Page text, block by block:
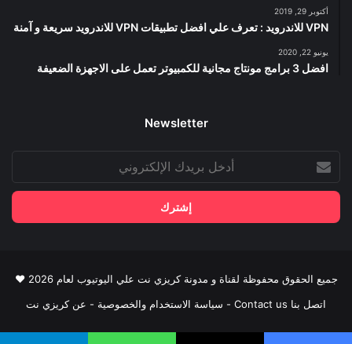
أكتوبر 29, 2019
VPN للاندرويد : تعرف علي افضل تطبيقات VPN للاندرويد سريعة و آمنة
يونيو 22, 2020
افضل 3 برامج مونتاج مجانية للكمبيوتر تعمل على الاجهزة الضعيفة
Newsletter
بريدك
الإلكتروني
جميع الحقوق محفوظة لقناة و مدونة كريزي نت علي اليوتيوب لعام 2026 ♥
اتصل بنا Contact us
- سياسة الاستخدام والخصوصية - عن كريزي نت